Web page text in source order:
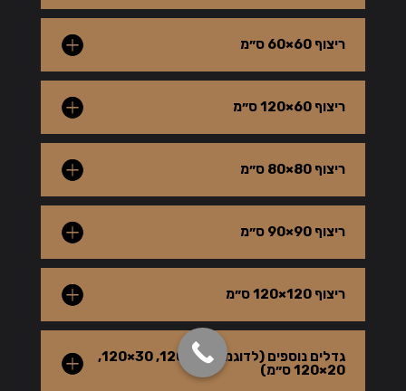
ריצוף 60×60 ס״מ
ריצוף 60×120 ס״מ
ריצוף 80×80 ס״מ
ריצוף 90×90 ס״מ
ריצוף 120×120 ס״מ
גדלים נוספים (לדוגמה 40×120, 30×120,
20×120 ס״מ)